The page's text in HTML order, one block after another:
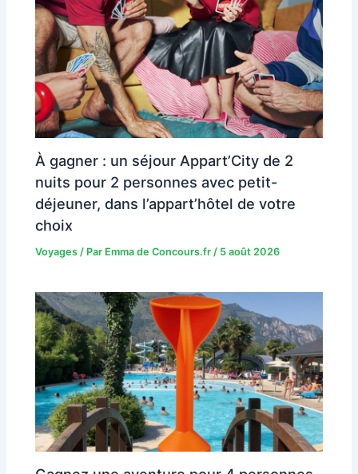
À gagner : un séjour Appart’City de 2
nuits pour 2 personnes avec petit-
déjeuner, dans l’appart’hôtel de votre
choix
Voyages / Par Emma de Concours.fr/ 5 août 2026